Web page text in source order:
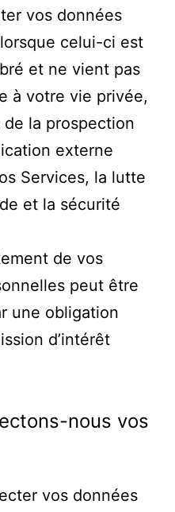
vos données
celui-ci est
et ne vient pas
à votre vie privée,
de la prospection
externe
Services, la lutte
et la sécurité
de vos
peut être
une obligation
d’intérêt
nous vos
vos données